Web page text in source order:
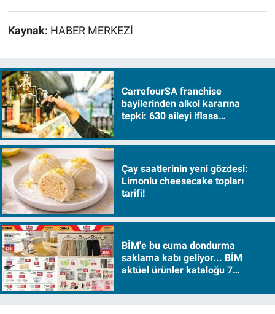
Kaynak: HABER MERKEZİ
CarrefourSA franchise
bayilerinden alkol kararına
tepki: 630 aileyi iflasa
Çay saatlerinin yeni gözdesi:
Limonlu cheesecake topları
tarifi!
BİM'e bu cuma dondurma
saklama kabı geliyor... BİM
aktüel ürünler kataloğu 7